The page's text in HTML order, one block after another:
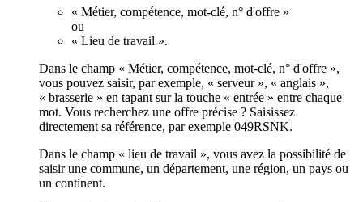
« Métier, compétence, mot-clé, n° d'offre »
ou
« Lieu de travail ».
Dans le champ « Métier, compétence, mot-clé, n° d'offre »,
vous pouvez saisir, par exemple, « serveur », « anglais »,
« brasserie » en tapant sur la touche « entrée » entre chaque
mot. Vous recherchez une offre précise ? Saisissez
directement sa référence, par exemple 049RSNK.
Dans le champ « lieu de travail », vous avez la possibilité de
saisir une commune, un département, une région, un pays ou
un continent.